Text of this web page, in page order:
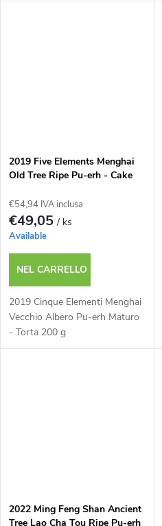
2019 Five Elements Menghai
Old Tree Ripe Pu-erh - Cake
€54,94 IVA inclusa
€49,05/ ks
Available
NEL CARRELLO
2019 Cinque Elementi Menghai
Vecchio Albero Pu-erh Maturo
- Torta 200 g
2022 Ming Feng Shan Ancient
Tree Lao Cha Tou Ripe Pu-erh